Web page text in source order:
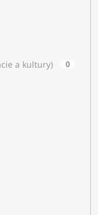
a kultury) 0